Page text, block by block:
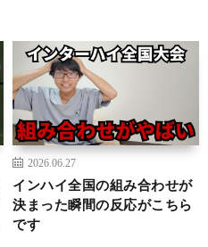
2026.06.27
インハイ全国の組み合わせが
決まった瞬間の反応がこちら
です